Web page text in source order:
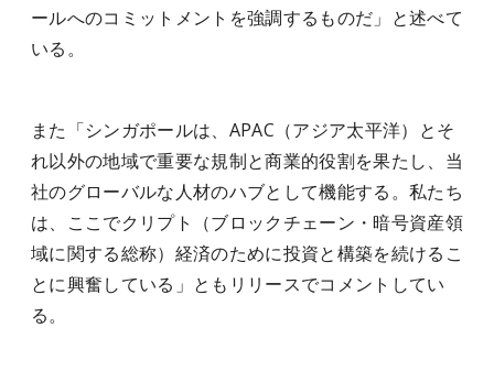
ールへのコミットメントを強調するものだ」と述べて
いる。
また「シンガポールは、APAC（アジア太平洋）とそ
れ以外の地域で重要な規制と商業的役割を果たし、当
社のグローバルな人材のハブとして機能する。私たち
は、ここでクリプト（ブロックチェーン・暗号資産領
域に関する総称）経済のために投資と構築を続けるこ
とに興奮している」ともリリースでコメントしてい
る。